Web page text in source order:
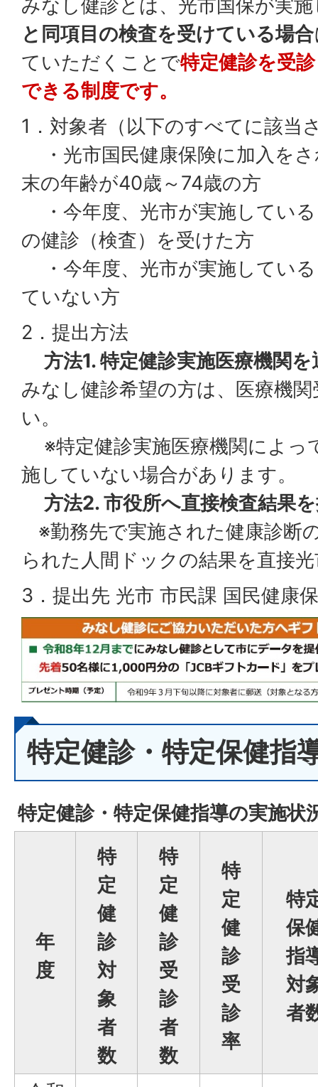
みなし健診とは、光市国保が実
と同項目の検査を受けている場合
ていただくことで特定健診を受
できる制度です。
1．対象者（以下のすべてに該当
・光市国民健康保険に加入を
末の年齢が40歳～74歳の方
・今年度、光市が実施してい
の健診（検査）を受けた方
・今年度、光市が実施してい
ていない方
2．提出方法
方法1. 特定健診実施医療機関
みなし健診希望の方は、医療機
い。
※特定健診実施医療機関によっ
施していない場合があります。
方法2. 市役所へ直接検査結果
※勤務先で実施された健康診断
られた人間ドックの結果を直接
3．提出先 光市 市民課 国民健康
特定健診・特定保健指
特定健診・特定保健指導の実施状
年
度
特
定
健
診
対
象
者
数
特
定
健
診
受
診
者
数
特
定
健
診
受
診
率
特
保
指
対
者